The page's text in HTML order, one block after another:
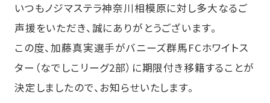
いつもノジマステラ神奈川相模原に対し多大なるご
声援をいただき、誠にありがとうございます。
この度、加藤真実選手がバニーズ群馬FCホワイトス
ター（なでしこリーグ2部）に期限付き移籍することが
決定しましたので、お知らせいたします。